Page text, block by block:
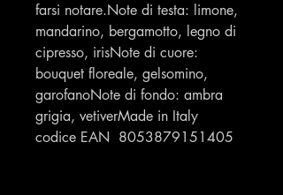
farsi notare.Note di testa: limone,
mandarino, bergamotto, legno di
cipresso, irisNote di cuore:
bouquet floreale, gelsomino,
garofanoNote di fondo: ambra
grigia, vetiverMade in Italy
codice EAN 8053879151405